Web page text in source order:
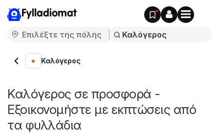
Fylladiomat
Καλόγερος
Καλόγερος σε προσφορά -
Εξοικονομήστε με εκπτώσεις από
τα φυλλάδια